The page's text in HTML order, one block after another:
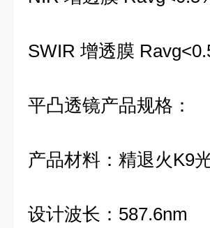
SWIR 增透膜
平凸透镜产品规格：
产品材料：精退火K9
设计波长：587.6nm